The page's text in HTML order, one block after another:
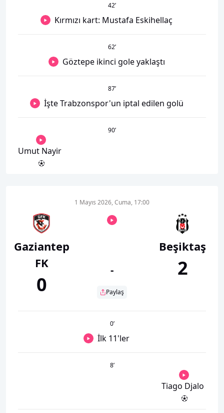
42’
Kırmızı kart: Mustafa Eskihellaç
62’
Göztepe ikinci gole yaklaştı
87’
İşte Trabzonspor'un iptal edilen golü
90’
Umut Nayir
Gaziantep
FK
0
1 Mayıs 2026, Cuma, 17:00
-
Paylaş
Beşiktaş
2
0’
İlk 11'ler
8’
Tiago Djalo